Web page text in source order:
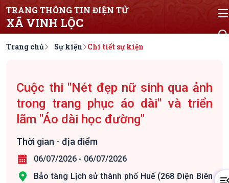
TRANG THÔNG TIN ĐIỆN TỬ
XÃ VINH LỘC
Trang chủ Sự kiện Chi tiết sự kiện
Cuộc thi "Nét đẹp nữ sinh qua ảnh
trong trang phục áo dài" và triển
lãm "Áo dài học đường"
Thời gian - địa điểm
06/07/2026 - 06/07/2026
Bảo tàng Lịch sử thành phố Huế (268 Điện Biên